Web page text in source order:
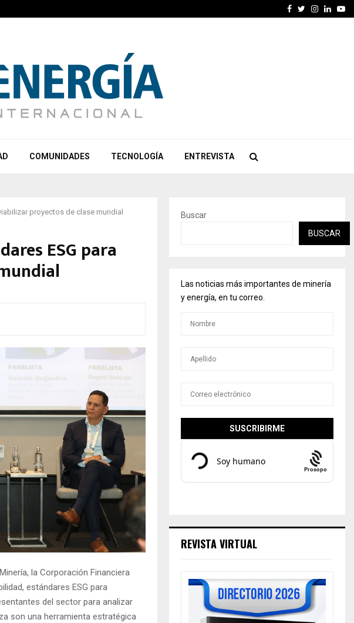
Facebook
Twitter
COMUNIDADES TECNOLOGÍA ENTREVISTA
proyectos de clase mundial
ESG para
la Corporación Financiera
estándares ESG para
del sector para analizar
son una herramienta estratégica
Buscar
BUSCAR
Las noticias más importantes de minería
y energía, en tu correo.
Prosopo
REVISTA VIRTUAL